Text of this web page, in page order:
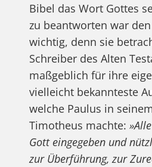
Bibel das Wort Gottes
zu beantworten war
wichtig, denn sie
Schreiber des Alten
maßgeblich für ihre
vielleicht bekannteste
welche Paulus in
Timotheus machte:
Gott eingegeben und
zur Überführung, zur